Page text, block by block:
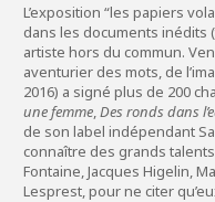
L’exposition “les papiers
dans les documents inédits
artiste hors du commun.
aventurier des mots, de
2016) a signé plus de 200
une femme,Des ronds dans
de son label indépendant
connaître des grands
Fontaine, Jacques Higelin,
Lesprest, pour ne citer